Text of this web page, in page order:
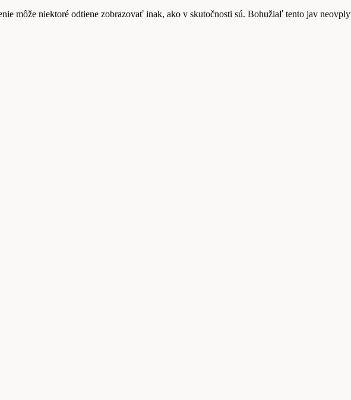
môže niektoré odtiene zobrazovať inak, ako v skutočnosti sú. Bohužiaľ tento jav